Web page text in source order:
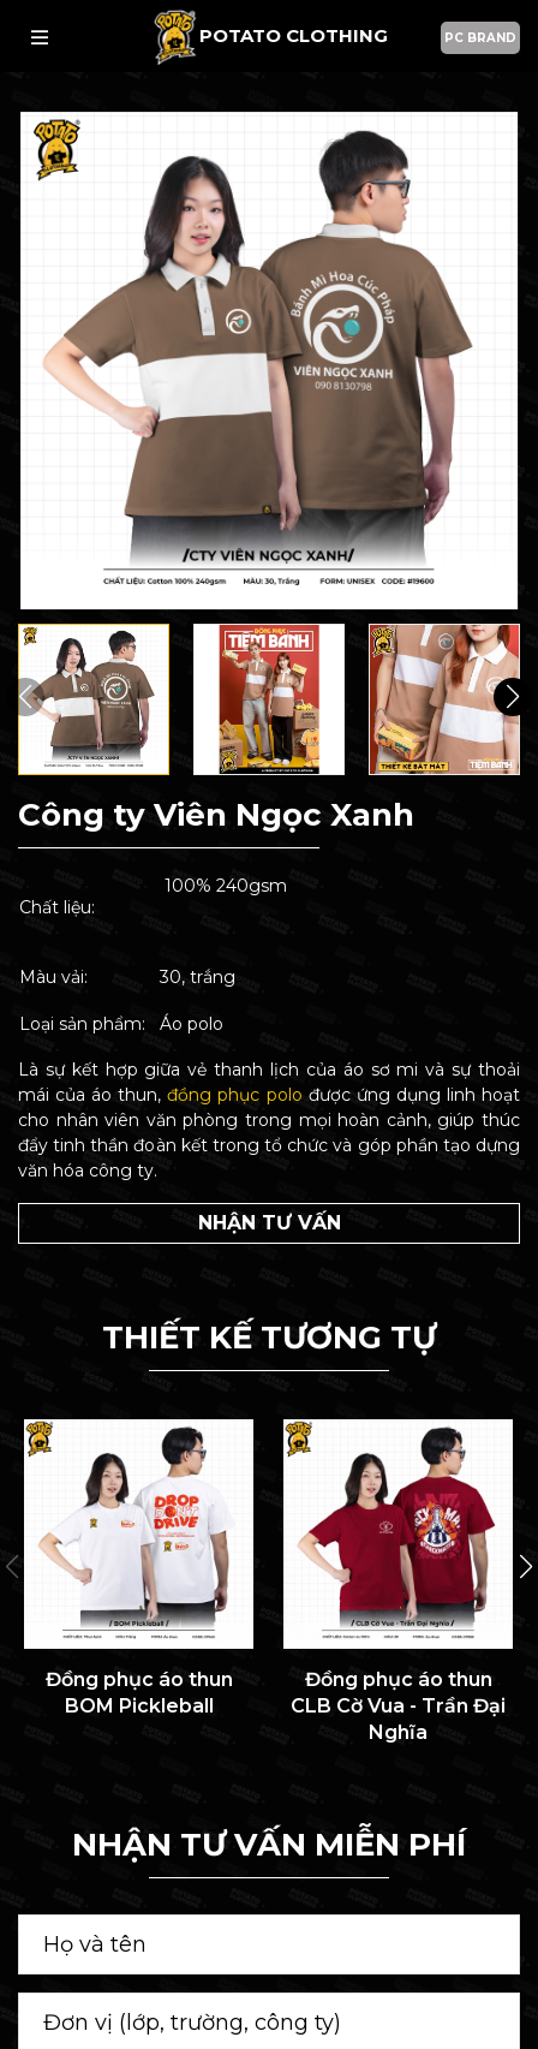
POTATO CLOTHING PC BRAND
Công ty Viên Ngọc Xanh
Chất liệu:
100% 240gsm
Màu vải: 30, trắng
Loại sản phẩm: Áo polo
Là sự kết hợp giữa vẻ thanh lịch của áo sơ mi và sự thoải
mái của áo thun,đồng phục polo được ứng dụng linh hoạt
cho nhân viên văn phòng trong mọi hoàn cảnh, giúp thúc
đẩy tinh thần đoàn kết trong tổ chức và góp phần tạo dựng
văn hóa công ty.
NHẬN TƯ VẤN
THIẾT KẾ TƯƠNG TỰ
Đồng phục áo thun
BOM Pickleball
Đồng phục áo thun
CLB Cờ Vua - Trần Đại
Nghĩa
NHẬN TƯ VẤN MIỄN PHÍ